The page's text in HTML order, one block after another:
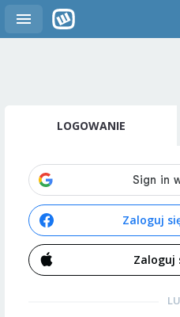
LOGOWANIE
Zaloguj
Zaloguj